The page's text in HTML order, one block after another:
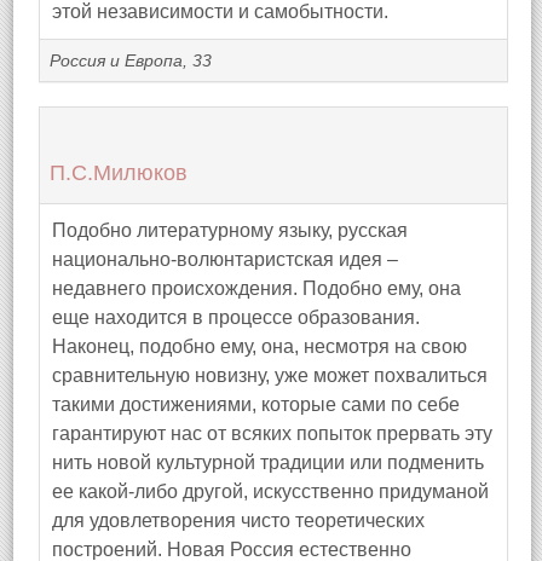
этой независимости и самобытности.
Россия и Европа, 33
П.С.Милюков
Подобно литературному языку, русская
национально-волюнтаристская идея –
недавнего происхождения. Подобно ему, она
еще находится в процессе образования.
Наконец, подобно ему, она, несмотря на свою
сравнительную новизну, уже может похвалиться
такими достижениями, которые сами по себе
гарантируют нас от всяких попыток прервать эту
нить новой культурной традиции или подменить
ее какой-либо другой, искусственно придуманой
для удовлетворения чисто теоретических
построений. Новая Россия естественно